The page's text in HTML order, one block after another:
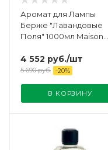
Аромат для Лампы
Берже "Лавандовые
Поля" 1000мл Maison
4 552 руб./шт
5 690руб. -20%
В КОРЗИНУ